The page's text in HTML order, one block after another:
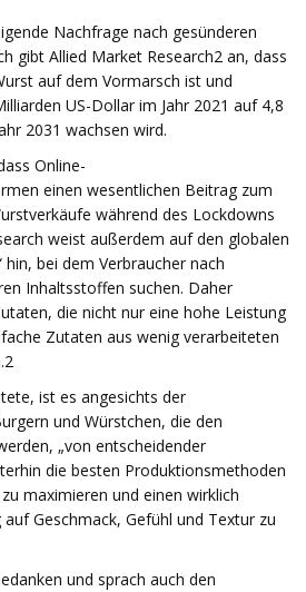
Nachfrage nach gesünderen
gibt Allied Market Research2​ an, dass
auf dem Vormarsch ist und
US-Dollar im Jahr 2021 auf 4,8
2031 wachsen wird.
Online-
einen wesentlichen Beitrag zum
während des Lockdowns
weist außerdem auf den globalen
hin, bei dem Verbraucher nach
Inhaltsstoffen suchen. Daher
die nicht nur eine hohe Leistung
Zutaten aus wenig verarbeiteten
ist es angesichts der
und Würstchen, die den
„von entscheidender
die besten Produktionsmethoden
maximieren und einen wirklich
Geschmack, Gefühl und Textur zu
und sprach auch den